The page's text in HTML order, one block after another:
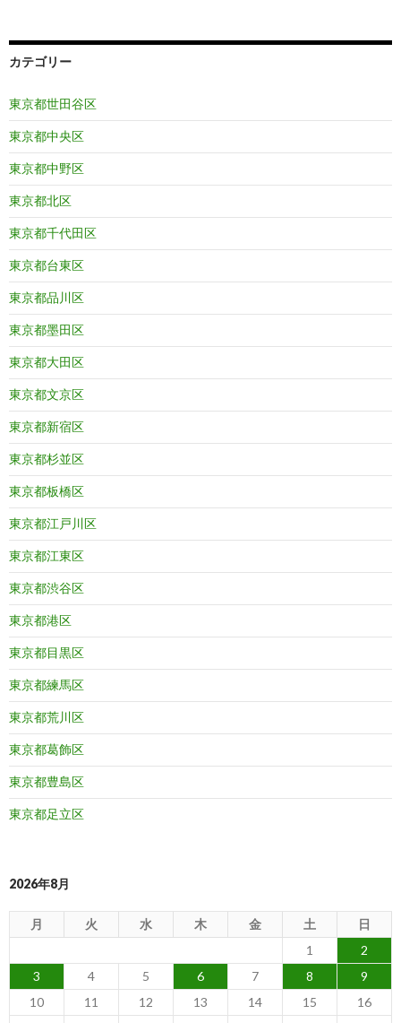
カテゴリー
東京都世田谷区
東京都中央区
東京都中野区
東京都北区
東京都千代田区
東京都台東区
東京都品川区
東京都墨田区
東京都大田区
東京都文京区
東京都新宿区
東京都杉並区
東京都板橋区
東京都江戸川区
東京都江東区
東京都渋谷区
東京都港区
東京都目黒区
東京都練馬区
東京都荒川区
東京都葛飾区
東京都豊島区
東京都足立区
2026年8月
月 火 水 木 金 土
日
1
2
3
4 5 6 7 8
9
10
11 12 13 14 15
16